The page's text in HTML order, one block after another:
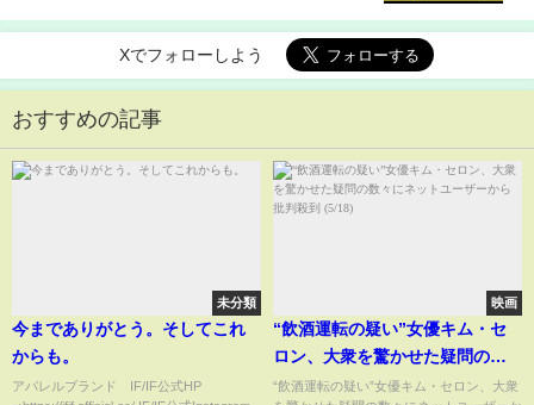
Xでフォローしよう
おすすめの記事
未分類
今までありがとう。そしてこれ
からも。
アパレルブランド IF/IF公式HP
映画
“飲酒運転の疑い”女優キム・セ
ロン、大衆を驚かせた疑問の
数々にネットユーザーから批判
“飲酒運転の疑い”女優キム・セロン、大衆